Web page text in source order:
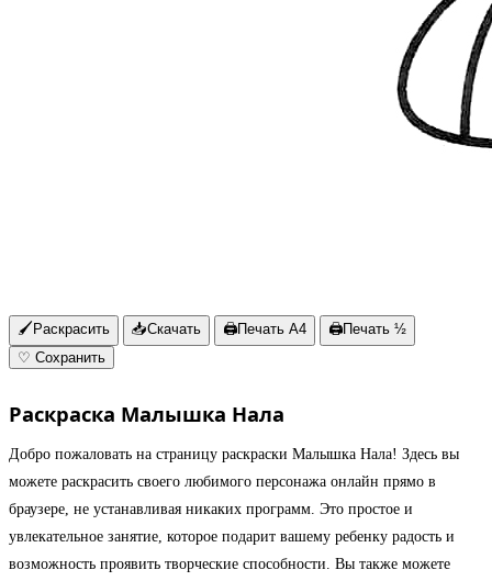
🖌 Раскрасить 📥Скачать 🖨Печать A4 🖨Печать ½
♡ Сохранить
Раскраска Малышка Нала
Добро пожаловать на страницу раскраски Малышка Нала! Здесь вы
можете раскрасить своего любимого персонажа онлайн прямо в
браузере, не устанавливая никаких программ. Это простое и
увлекательное занятие, которое подарит вашему ребенку радость и
возможность проявить творческие способности. Вы также можете